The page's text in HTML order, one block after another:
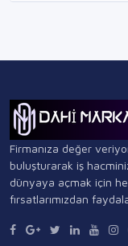
Firmanıza değer
buluşturarak iş
dünyaya açmak için
fırsatlarımızdan